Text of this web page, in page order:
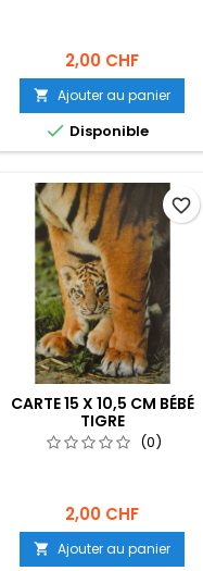
2,00 CHF
 Ajouter au panier
 Disponible
CARTE 15 X 10,5 CM BÉBÉ
TIGRE
(0)
2,00 CHF
 Ajouter au panier
favorite_border